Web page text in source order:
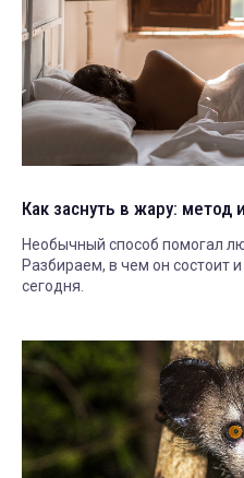
Как заснуть в жару: метод
Необычный способ помогал
Разбираем, в чем он состоит
сегодня.